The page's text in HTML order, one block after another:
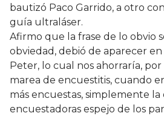
bautizó Paco Garrido, a otro
guía ultraláser.
Afirmo que la frase de lo obvio
obviedad, debió de aparecer
Peter, lo cual nos ahorraría,
marea de encuestitis, cuando
más encuestas, simplemente la
encuestadoras espejo de los